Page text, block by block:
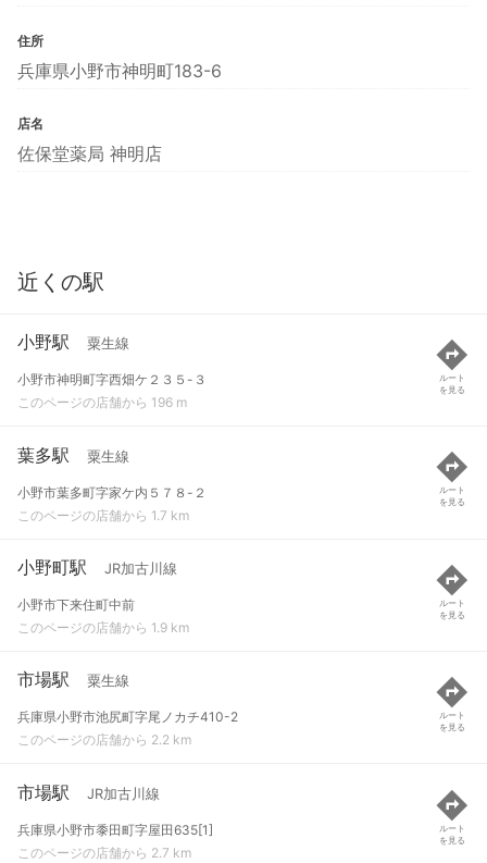
住所
兵庫県小野市神明町183-6
店名
佐保堂薬局 神明店
近くの駅
小野駅 粟生線
小野市神明町字西畑ケ２３５-３
このページの店舗から 196 m
ルート
を見る
葉多駅 粟生線
小野市葉多町字家ケ内５７８-２
このページの店舗から 1.7 km
ルート
を見る
小野町駅 JR加古川線
小野市下来住町中前
このページの店舗から 1.9 km
ルート
を見る
市場駅 粟生線
兵庫県小野市池尻町字尾ノカチ410-2
このページの店舗から 2.2 km
ルート
を見る
市場駅 JR加古川線
兵庫県小野市黍田町字屋田635[1]
このページの店舗から 2.7 km
ルート
を見る